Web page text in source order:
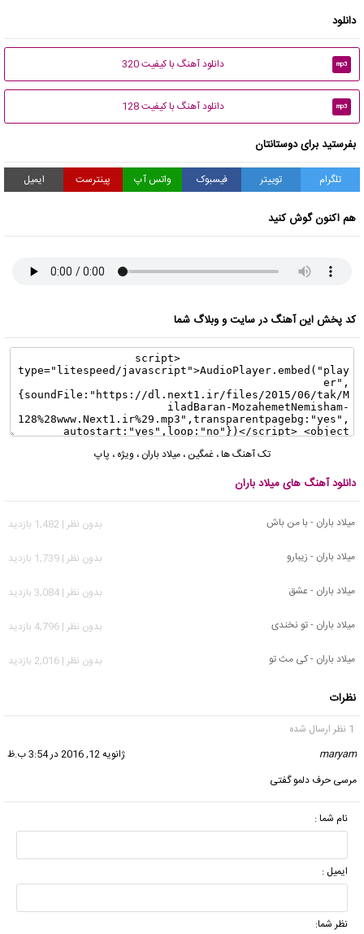
دانلود
mp3 دانلود آهنگ با کیفیت 320
mp3 دانلود آهنگ با کیفیت 128
بفرستید برای دوستانتان
تلگرام توییتر فیسبوک واتس آپ پینترست ایمیل
هم اکنون گوش کنید
کد پخش این آهنگ در سایت و وبلاگ شما
تک آهنگ ها،غمگین ،میلاد باران ، ویژه ، پاپ
دانلود آهنگ های میلاد باران
میلاد باران - با من باش
بدون نظر | 1,482 بازدید
میلاد باران - زیبارو
بدون نظر | 1,739 بازدید
میلاد باران - عشق
بدون نظر | 3,084 بازدید
میلاد باران - تو نخندی
بدون نظر | 4,796 بازدید
میلاد باران - کی مث تو
بدون نظر | 2,016 بازدید
نظرات
1 نظر ارسال شده
maryam
ژانویه 12, 2016 در 3:54 ب.ظ
مرسی حرف دلمو گفتی
نام شما :
ایمیل :
نظر شما: